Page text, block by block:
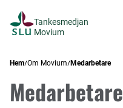
Tankesmedjan
Movium
Hem Om Movium Medarbetare
Medarbetare